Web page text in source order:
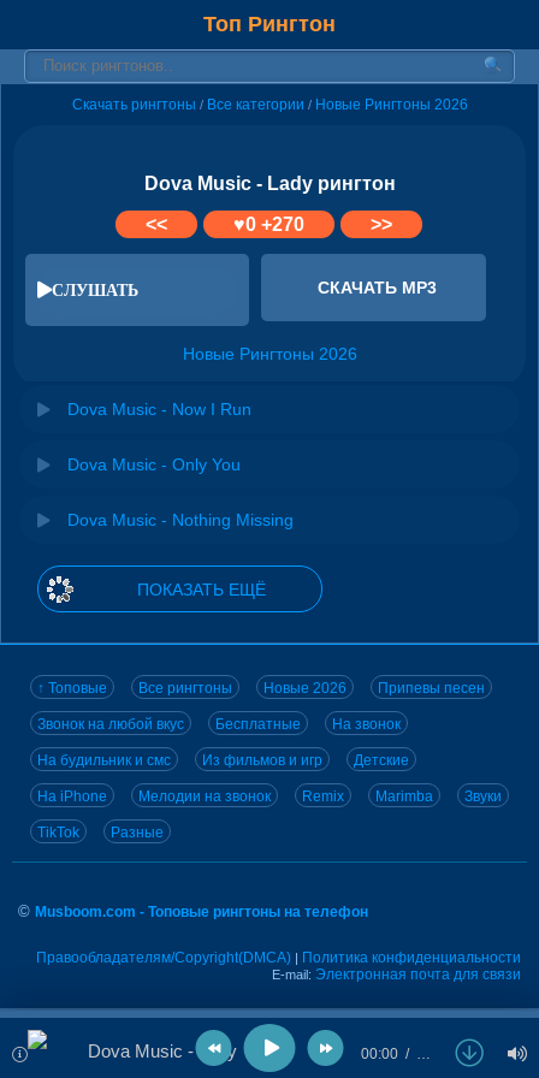
Топ Рингтон
Скачать рингтоны / Все категории / Новые Рингтоны 2026
Dova Music - Lady рингтон
<<
♥0+270 >>
СЛУШАТЬ СКАЧАТЬ MP3
Новые Рингтоны 2026
Dova Music - Now I Run
Dova Music - Only You
Dova Music - Nothing Missing
ПОКАЗАТЬ ЕЩЁ
↑ Топовые Все рингтоны Новые 2026 Припевы песен
Звонок на любой вкус Бесплатные На звонок
На будильник и смс Из фильмов и игр Детские
На iPhone Мелодии на звонок Remix Marimba Звуки
TikTok Разные
© Musboom.com - Топовые рингтоны на телефон
Правообладателям/Copyright(DMCA) | Политика конфиденциальности
E-mail: Электронная почта для связи
Dova Music - Lady 00:00 …